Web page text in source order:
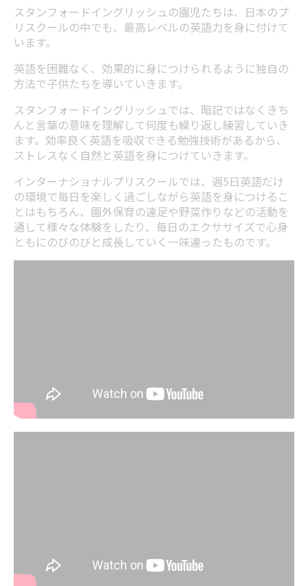
スタンフォードイングリッシュの園児たちは、日本のプ
リスクールの中でも、最高レベルの英語力を身に付けて
います。
英語を困難なく、効果的に身につけられるように独自の
方法で子供たちを導いていきます。
スタンフォードイングリッシュでは、暗記ではなくきち
んと言葉の意味を理解して何度も繰り返し練習していき
ます。効率良く英語を吸収できる勉強技術があるから、
ストレスなく自然と英語を身につけていきます。
インターナショナルプリスクールでは、週5日英語だけ
の環境で毎日を楽しく過ごしながら英語を身につけるこ
とはもちろん、園外保育の遠足や野菜作りなどの活動を
通して様々な体験をしたり、毎日のエクササイズで心身
ともにのびのびと成長していく一味違ったものです。